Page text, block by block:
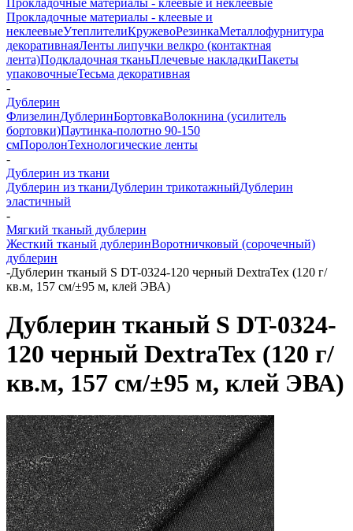
Прокладочные материалы - клеевые и неклеевые
Прокладочные материалы - клеевые и
неклеевыеУтеплителиКружевоРезинкаМеталлофурнитура
декоративнаяЛенты липучки велкро (контактная
лента)Подкладочная тканьПлечевые накладкиПакеты
упаковочныеТесьма декоративная
-
Дублерин
ФлизелинДублеринБортовкаВолокнина (усилитель
бортовки)Паутинка-полотно 90-150
смПоролонТехнологические ленты
-
Дублерин из ткани
Дублерин из тканиДублерин трикотажныйДублерин
эластичный
-
Мягкий тканый дублерин
Жесткий тканый дублеринВоротничковый (сорочечный)
дублерин
-Дублерин тканый S DT-0324-120 черный DextraTex (120 г/
кв.м, 157 см/±95 м, клей ЭВА)
Дублерин тканый S DT-0324-
120 черный DextraTex (120 г/
кв.м, 157 см/±95 м, клей ЭВА)